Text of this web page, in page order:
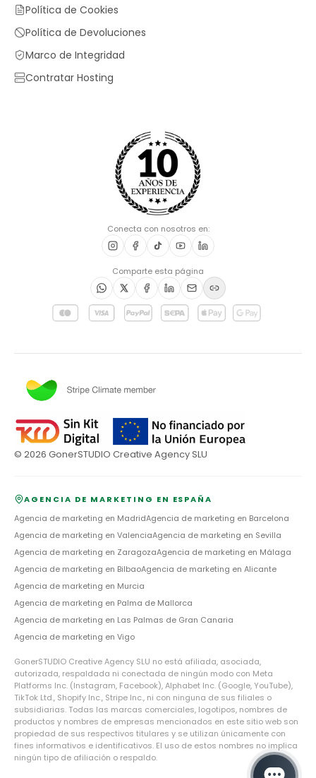
Política de Cookies
Política de Devoluciones
Marco de Integridad
Contratar Hosting
Conecta con nosotros en:
Comparte esta página
© 2026 GonerSTUDIO Creative Agency SLU
AGENCIA DE MARKETING EN ESPAÑA
Agencia de marketing en MadridAgencia de marketing en Barcelona
Agencia de marketing en ValenciaAgencia de marketing en Sevilla
Agencia de marketing en ZaragozaAgencia de marketing en Málaga
Agencia de marketing en BilbaoAgencia de marketing en Alicante
Agencia de marketing en Murcia
Agencia de marketing en Palma de Mallorca
Agencia de marketing en Las Palmas de Gran Canaria
Agencia de marketing en Vigo
GonerSTUDIO Creative Agency SLU no está afiliada, asociada,
autorizada, respaldada ni conectada de ningún modo con Meta
Platforms Inc. (Instagram, Facebook), Alphabet Inc. (Google, YouTube),
TikTok Ltd., Shopify Inc., Stripe Inc., ni con ninguna de sus filiales o
subsidiarias. Todas las marcas comerciales, logotipos, nombres de
productos y nombres de empresas mencionados en este sitio web son
propiedad de sus respectivos titulares y se utilizan únicamente con
fines informativos e identificativos. El uso de estos nombres no implica
ningún tipo de afiliación o respaldo.